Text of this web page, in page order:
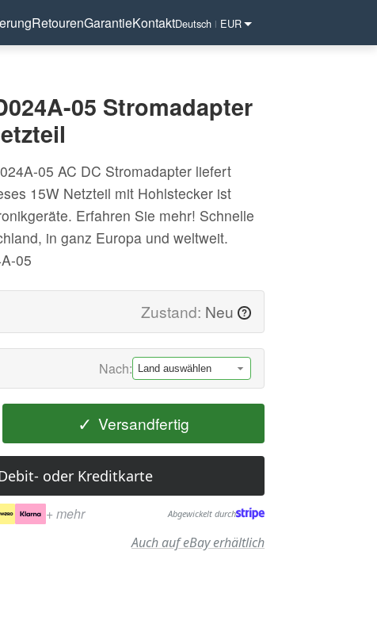
RetourenGarantieKontaktDeutsch | EUR
05 Stromadapter
05 AC DC Stromadapter liefert
15W Netzteil mit Hohlstecker ist
Erfahren Sie mehr! Schnelle
in ganz Europa und weltweit.
05
Zustand: Neu ?
Nach:
✓ Versandfertig
oder Kreditkarte
+ mehr Abgewickelt durch
Auch auf eBay erhältlich